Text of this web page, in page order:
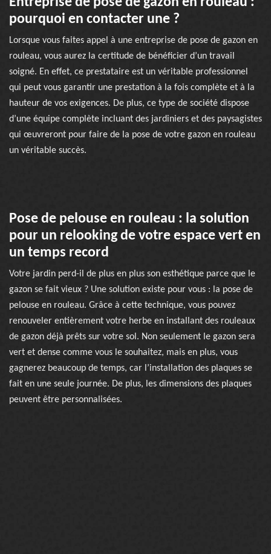
pourquoi en contacter une ?
Lorsque vous faites appel à une entreprise de pose de gazon en
rouleau, vous aurez la certitude de bénéficier d’un travail
soigné. En effet, ce prestataire est un véritable professionnel
qui peut vous garantir une prestation à la fois complète et à la
hauteur de vos exigences. De plus, ce type de société dispose
d’une équipe complète incluant des jardiniers et des paysagistes
qui œuvreront pour faire de la pose de votre gazon en rouleau
un véritable succès.
Pose de pelouse en rouleau : la solution
pour un relooking de votre espace vert en
un temps record
Votre jardin perd-il de plus en plus son esthétique parce que le
gazon se fait vieux ? Une solution existe pour vous : la pose de
pelouse en rouleau. Grâce à cette technique, vous pouvez
renouveler entièrement votre herbe en installant des rouleaux
de gazon déjà prêts sur votre sol. Non seulement le gazon sera
vert et dense comme vous le souhaitez, mais en plus, vous
gagnerez beaucoup de temps, car l’installation des plaques se
fait en une seule journée. De plus, les dimensions des plaques
peuvent être personnalisées.